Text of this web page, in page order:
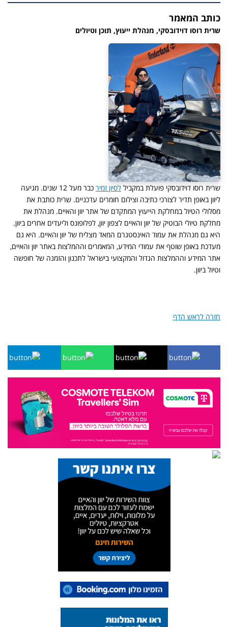
כותב המאמר
שרית רוסו דוידובסקי, מנהלת ייעוץ, תוכן וטיולים
שרית רוסו דוידובסקי פועלת במקביל לסיון זמיר
כבר מעל 12 שנים. מגיעה
ליוון באופן תדיר לצורכי כתיבה וצילום חומרים עדכניים. שרית כותבת את
מסלולי הטיול במחלקת הייעוץ המתקדם של אתר יוון והאיים. מנהלת את
מחלקת טיולי הבוטיק של יוון והאיים לצפון יוון, לפלופונס וליעדים אחרים ביוון.
היא גם מנהלת את עמוד האינסטגרם המאד מצליח של יוון והאיים. היא גם
מעדכת באופן שוטף את עמודי המידע, המאמרים וההמלצות באתר יוון והאיים,
אתר המידע וההמלצות הגדול והמקצועי בישראל לתכנון והזמנה של חופשה
וטיול ביוון.
חזרה לראש הדף